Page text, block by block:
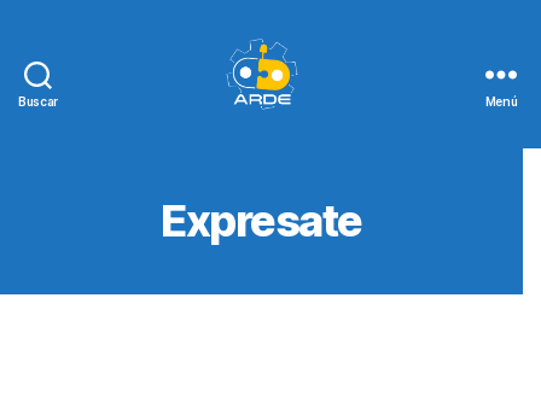
Buscar Menú
Expresate